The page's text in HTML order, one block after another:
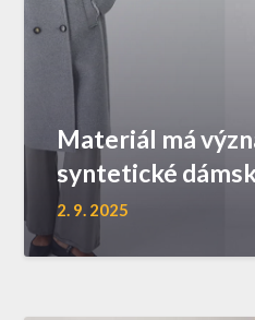
Materiál má
syntetické
2. 9. 2025